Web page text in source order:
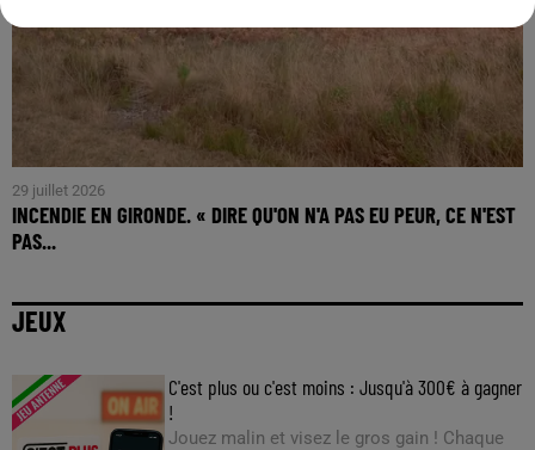
29 juillet 2026
INCENDIE EN GIRONDE. « DIRE QU'ON N'A PAS EU PEUR, CE N'EST
PAS...
JEUX
C'est plus ou c'est moins : Jusqu'à 300€ à gagner
!
Jouez malin et visez le gros gain ! Chaque